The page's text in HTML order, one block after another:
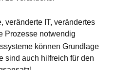
veränderte IT, verändertes
Prozesse notwendig
können Grundlage
sind auch hilfreich für den